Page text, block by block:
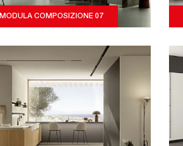
MODULA COMPOSIZIONE 07